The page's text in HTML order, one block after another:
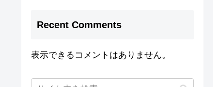
Recent Comments
表示できるコメントはありません。